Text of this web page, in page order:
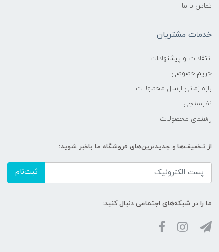
تماس با ما
خدمات مشتریان
انتقادات و پیشنهادات
حریم خصوصی
بازه زمانی ارسال محصولات
نظرسنجی
راهنمای محصولات
از تخفیف‌ها و جدیدترین‌های فروشگاه ما باخبر شوید:
ثبت‌نام
ما را در شبکه‌های اجتماعی دنبال کنید: